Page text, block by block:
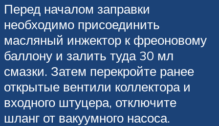
Перед началом заправки
необходимо присоединить
масляный инжектор к фреоновому
баллону и залить туда 30 мл
смазки. Затем перекройте ранее
открытые вентили коллектора и
входного штуцера, отключите
шланг от вакуумного насоса.